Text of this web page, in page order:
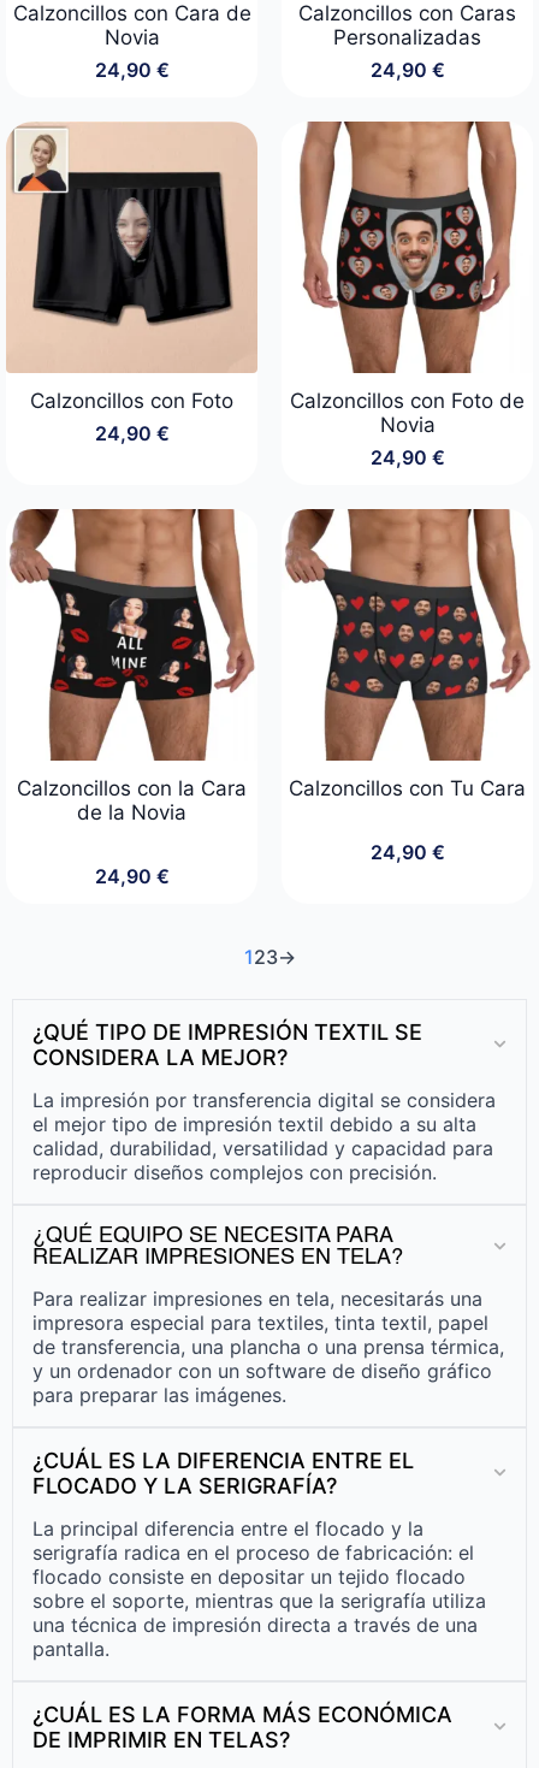
Calzoncillos con Cara de
Novia
24,90 €
Calzoncillos con Caras
Personalizadas
24,90 €
Calzoncillos con Foto
24,90 €
Calzoncillos con Foto de
Novia
24,90 €
Calzoncillos con la Cara
de la Novia
24,90 €
Calzoncillos con Tu Cara
24,90 €
123→
¿QUÉ TIPO DE IMPRESIÓN TEXTIL SE
CONSIDERA LA MEJOR?
La impresión por transferencia digital se considera
el mejor tipo de impresión textil debido a su alta
calidad, durabilidad, versatilidad y capacidad para
reproducir diseños complejos con precisión.
¿QUÉ EQUIPO SE NECESITA PARA
REALIZAR IMPRESIONES EN TELA?
Para realizar impresiones en tela, necesitarás una
impresora especial para textiles, tinta textil, papel
de transferencia, una plancha o una prensa térmica,
y un ordenador con un software de diseño gráfico
para preparar las imágenes.
¿CUÁL ES LA DIFERENCIA ENTRE EL
FLOCADO Y LA SERIGRAFÍA?
La principal diferencia entre el flocado y la
serigrafía radica en el proceso de fabricación: el
flocado consiste en depositar un tejido flocado
sobre el soporte, mientras que la serigrafía utiliza
una técnica de impresión directa a través de una
pantalla.
¿CUÁL ES LA FORMA MÁS ECONÓMICA
DE IMPRIMIR EN TELAS?